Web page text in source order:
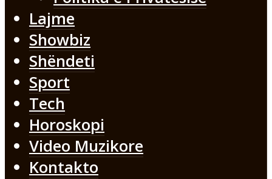
Lajme
Showbiz
Shëndeti
Sport
Tech
Horoskopi
Video Muzikore
Kontakto